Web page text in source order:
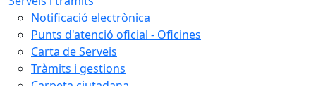
Notificació electrònica
Punts d'atenció oficial - Oficines
Carta de Serveis
Tràmits i gestions